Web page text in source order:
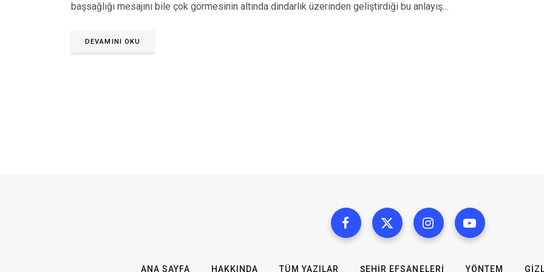
başsağlığı mesajını bile çok görmesinin altında dindarlık üzerinden geliştirdiği bu anlayış…
DEVAMINI OKU
ANA SAYFA HAKKINDA TÜM YAZILAR ŞEHIR EFSANELERI YÖNTEM